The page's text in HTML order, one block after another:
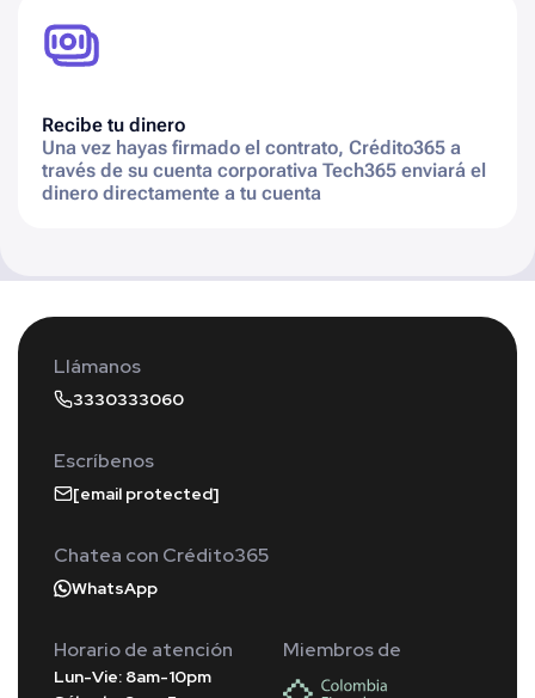
Recibe tu dinero
Una vez hayas firmado el contrato, Crédito365 a
través de su cuenta corporativa Tech365 enviará el
dinero directamente a tu cuenta
Llámanos
3330333060
Escríbenos
[email protected]
Chatea con Crédito365
WhatsApp
Horario de atención
Lun-Vie: 8am-10pm
Miembros de